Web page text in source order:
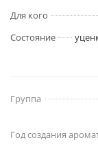
Для кого
Состояние
Группа
Год создания